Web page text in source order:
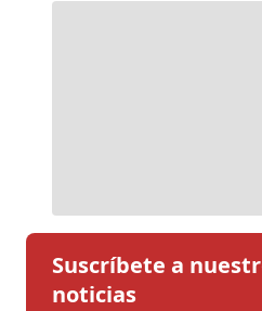
Suscríbete a
noticias